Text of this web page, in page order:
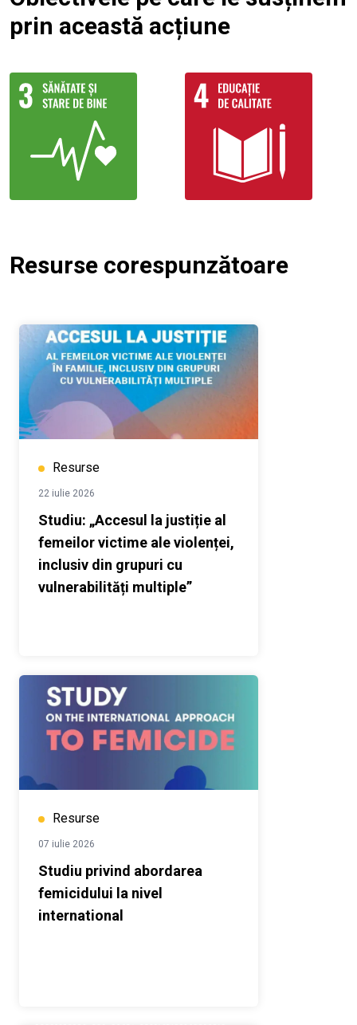
prin această acțiune
Resurse corespunzătoare
Resurse
22 iulie 2026
Studiu: „Accesul la justiție al
femeilor victime ale violenței,
inclusiv din grupuri cu
vulnerabilități multiple”
Resurse
07 iulie 2026
Studiu privind abordarea
femicidului la nivel
international